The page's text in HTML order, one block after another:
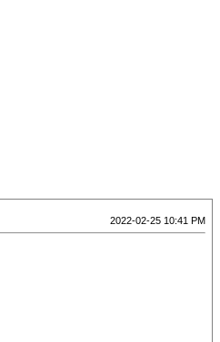
2022-02-25 10:41 PM